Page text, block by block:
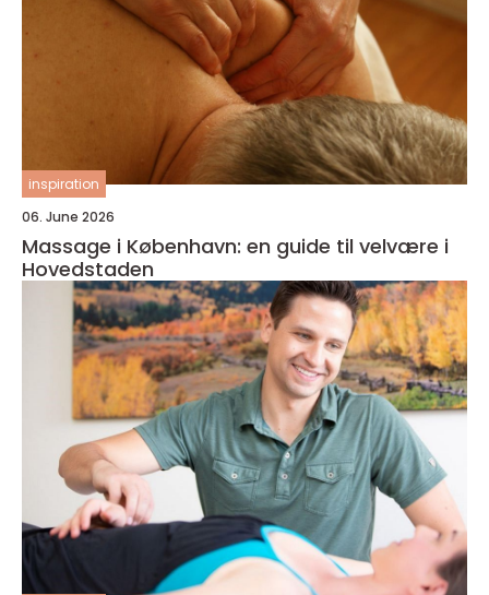
inspiration
06. June 2026
Massage i København: en guide til velvære i
Hovedstaden